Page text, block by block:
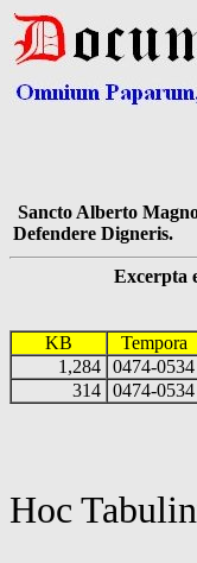
Sancto Alberto
Defendere Digneris.
Excerpta ex
KB Tempora
1,284 0474-0534
314 0474-0534
Hoc